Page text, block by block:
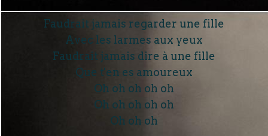
Faudrait jamais regarder une fille
Avec les larmes aux yeux
Faudrait jamais dire à une fille
Que t'en es amoureux
Oh oh oh oh oh
Oh oh oh oh oh
Oh oh oh